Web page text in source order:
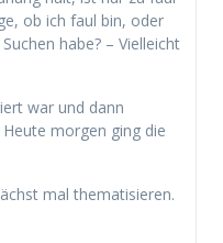
ob ich faul bin, oder
habe? – Vielleicht
war und dann
morgen ging die
mal thematisieren.